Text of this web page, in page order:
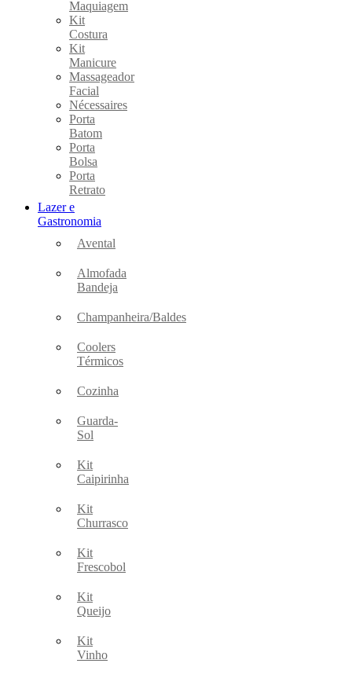
Maquiagem
Kit
Costura
Kit
Manicure
Massageador
Facial
Nécessaires
Porta
Batom
Porta
Bolsa
Porta
Retrato
Lazer e
Gastronomia
Avental
Almofada
Bandeja
Champanheira/Baldes
Coolers
Térmicos
Cozinha
Guarda-
Sol
Kit
Caipirinha
Kit
Churrasco
Kit
Frescobol
Kit
Queijo
Kit
Vinho